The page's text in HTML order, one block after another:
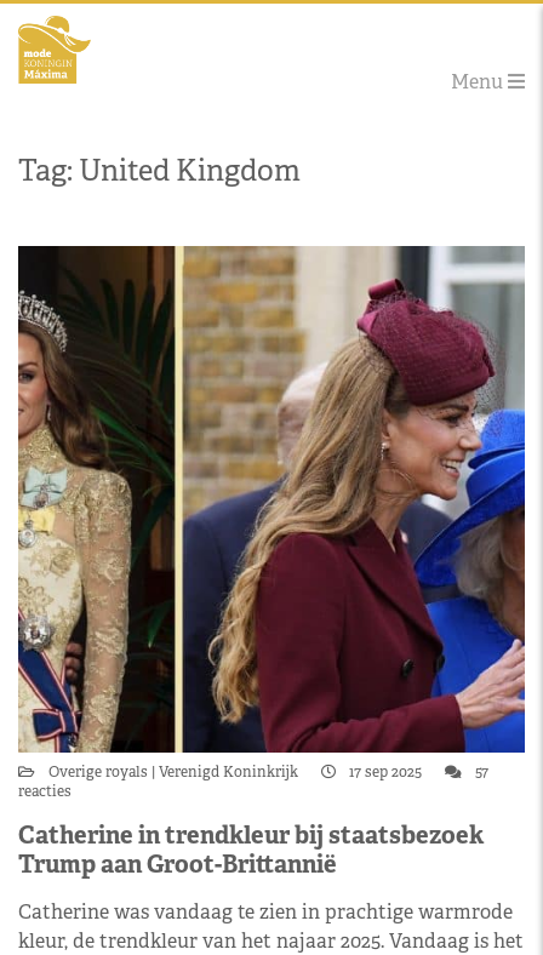
Menu
Tag: United Kingdom
Overige royals Verenigd Koninkrijk 17 sep 2025
57
reacties
Catherine in trendkleur bij staatsbezoek
Trump aan Groot-Brittannië
Catherine was vandaag te zien in prachtige warmrode
kleur, de trendkleur van het najaar 2025. Vandaag is het